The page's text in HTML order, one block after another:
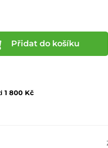
Přidat do košíku
1 800 Kč